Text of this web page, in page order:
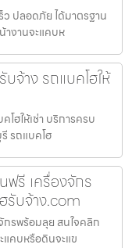
ปลอดภัย ได้มาตรฐาน
างานจะแคบห
บจ้าง รถแบคโฮให้
โฮให้เช่า บริการครบ
รถแบคโฮ
ฟรี เครื่องจักร
รับจ้าง.com
กรพร้อมลุย สนใจคลิก
คบหรือดินจะแข